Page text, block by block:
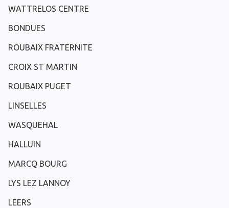
WATTRELOS CENTRE
BONDUES
ROUBAIX FRATERNITE
CROIX ST MARTIN
ROUBAIX PUGET
LINSELLES
WASQUEHAL
HALLUIN
MARCQ BOURG
LYS LEZ LANNOY
LEERS